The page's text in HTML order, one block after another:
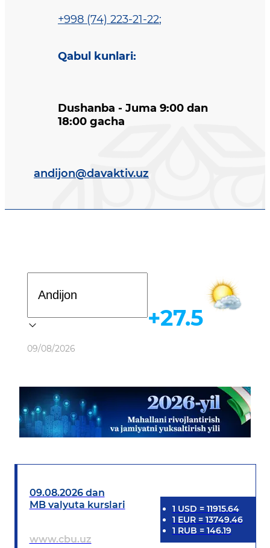
+998 (74) 223-21-22;
Qabul kunlari:
Dushanba - Juma 9:00 dan
18:00 gacha
andijon@davaktiv.uz
Ob-havo
09/08/2026
+27.5
09.08.2026 dan
MB valyuta kurslari
www.cbu.uz
1 USD = 11915.64
1 EUR= 13749.46
1 RUB = 146.19